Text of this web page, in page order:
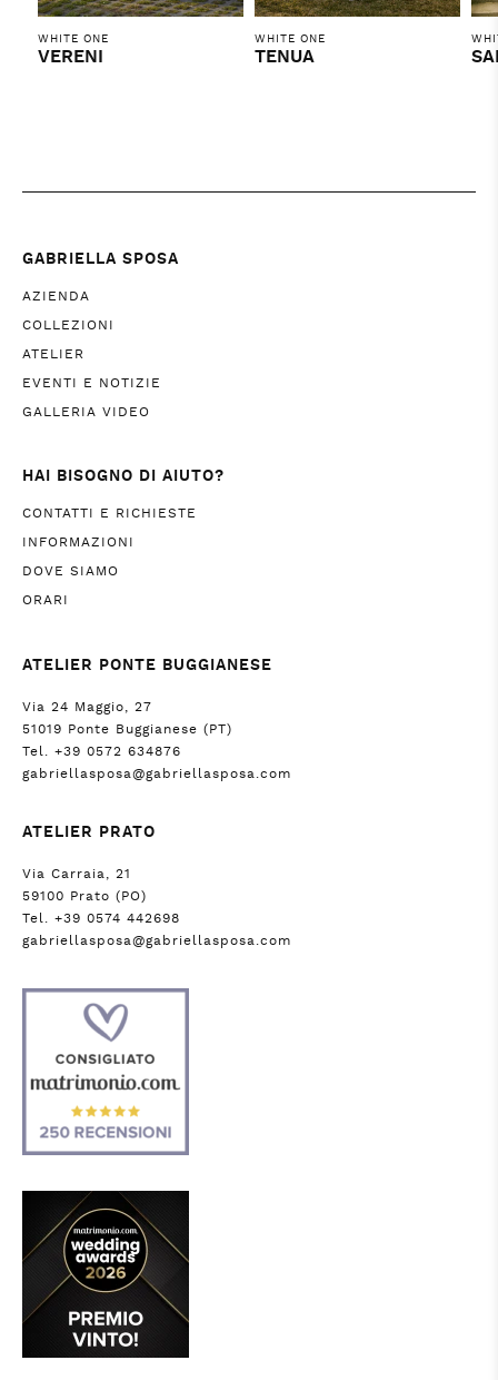
WHITE ONE
VERENI
WHITE ONE
TENUA
GABRIELLA SPOSA
AZIENDA
COLLEZIONI
ATELIER
EVENTI E NOTIZIE
GALLERIA VIDEO
HAI BISOGNO DI AIUTO?
CONTATTI E RICHIESTE
INFORMAZIONI
DOVE SIAMO
ORARI
ATELIER PONTE BUGGIANESE
Via 24 Maggio, 27
51019 Ponte Buggianese (PT)
Tel. +39 0572 634876
gabriellasposa@gabriellasposa.com
ATELIER PRATO
Via Carraia, 21
59100 Prato (PO)
Tel. +39 0574 442698
gabriellasposa@gabriellasposa.com